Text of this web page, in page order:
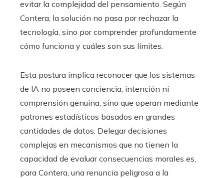
evitar la complejidad del pensamiento. Según
Contera, la solución no pasa por rechazar la
tecnología, sino por comprender profundamente
cómo funciona y cuáles son sus límites.
Esta postura implica reconocer que los sistemas
de IA no poseen conciencia, intención ni
comprensión genuina, sino que operan mediante
patrones estadísticos basados en grandes
cantidades de datos. Delegar decisiones
complejas en mecanismos que no tienen la
capacidad de evaluar consecuencias morales es,
para Contera, una renuncia peligrosa a la